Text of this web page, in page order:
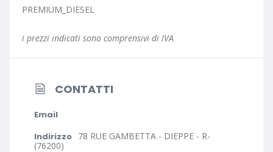
PREMIUM_DIESEL
i prezzi indicati sono comprensivi di IVA
CONTATTI
Email
Indirizzo 78 RUE GAMBETTA - DIEPPE - R-
(76200)